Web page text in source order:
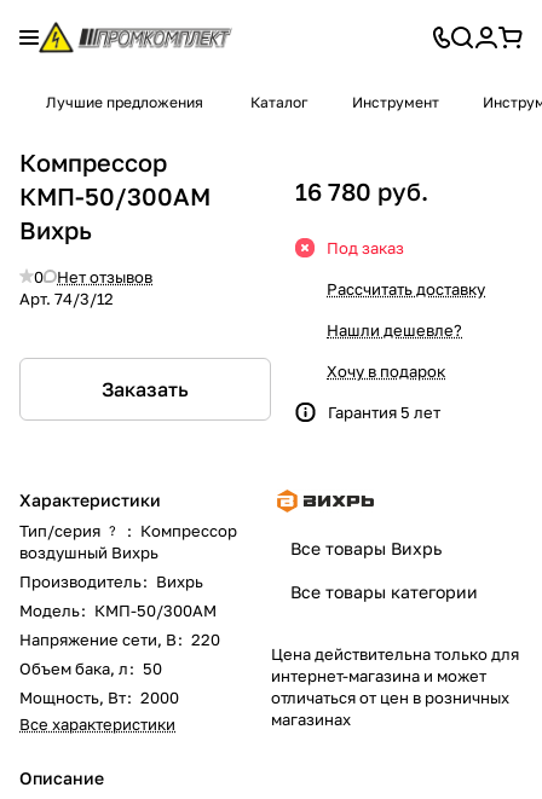
Лучшие предложения Каталог Инструмент
Компрессор
КМП-50/300АМ
Вихрь
0
Нет отзывов
Арт. 74/3/12
Заказать
Характеристики
Тип/серия ? : Компрессор
воздушный Вихрь
Производитель: Вихрь
Модель: КМП-50/300АМ
Напряжение сети, В: 220
Объем бака, л: 50
Мощность, Вт: 2000
Все характеристики
Описание
16 780 руб.
Под заказ
Рассчитать доставку
Нашли дешевле?
Хочу в подарок
Гарантия 5 лет
Все товары Вихрь
Все товары категории
Цена действительна только для
интернет-магазина и может
отличаться от цен в розничных
магазинах